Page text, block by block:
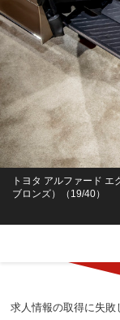
トヨタ アルファード
ブロンズ）（19/40）
求人情報の取得に失敗